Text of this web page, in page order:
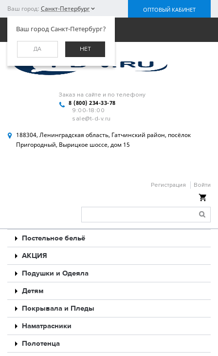
Ваш город: Санкт-Петербург
Ваш город Санкт-Петербург?
ДА НЕТ
ОПТОВЫЙ КАБИНЕТ
Заказ на сайте и по телефону
8 (800) 234-33-78
9:00-18:00
sale@t-d-v.ru
188304, Ленинградская область, Гатчинский район, посёлок
Пригородный, Вырицкое шоссе, дом 15
Регистрация Войти
Меню
Постельное бельё
АКЦИЯ
Подушки и Одеяла
Детям
Покрывала и Пледы
Наматрасники
Полотенца